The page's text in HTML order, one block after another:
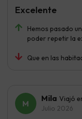
Hemos pasado
poder repetir la
Que en las
Excelente
Mila Viajó
Julio 2026